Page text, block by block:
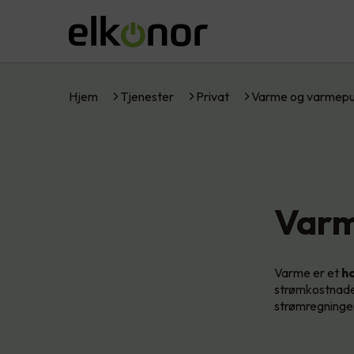
Hjem Tjenester Privat Varme og
Varme er et